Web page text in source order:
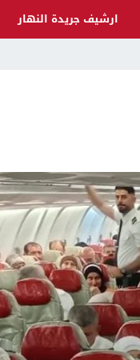
ارشيف جريدة النهار
القصب… | د.عزيزجبر الساعدي